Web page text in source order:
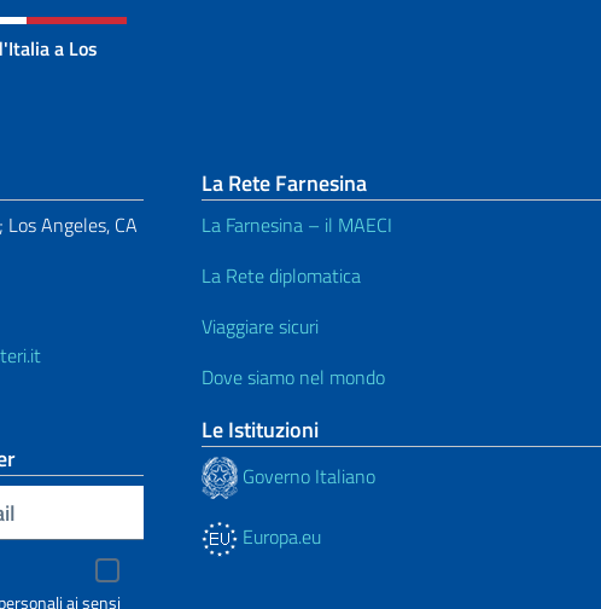
a Los
Angeles, CA
ai sensi
La Rete Farnesina
La Farnesina – il MAECI
La Rete diplomatica
Viaggiare sicuri
Dove siamo nel mondo
Le Istituzioni
Governo Italiano
Europa.eu